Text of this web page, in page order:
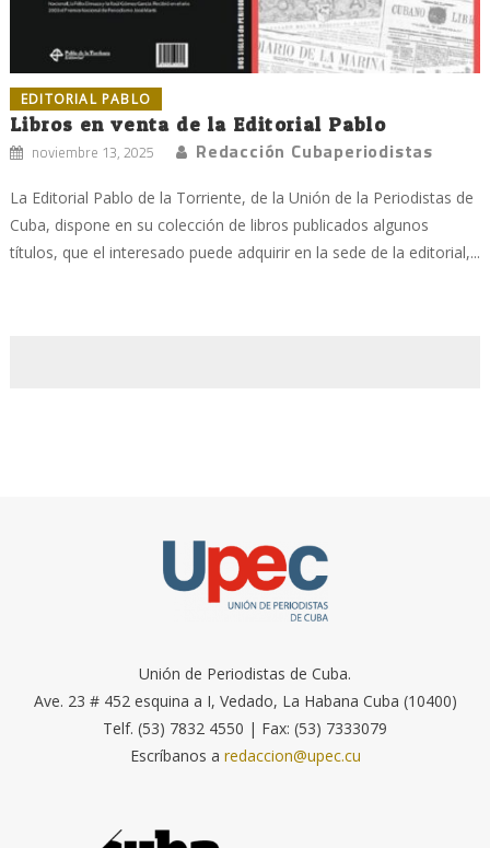
EDITORIAL PABLO
Libros en venta de la Editorial Pablo
noviembre 13, 2025 Redacción Cubaperiodistas
La Editorial Pablo de la Torriente, de la Unión de la Periodistas de
Cuba, dispone en su colección de libros publicados algunos
títulos, que el interesado puede adquirir en la sede de la editorial,...
Unión de Periodistas de Cuba.
Ave. 23 # 452 esquina a I, Vedado, La Habana Cuba (10400)
Telf. (53) 7832 4550 | Fax: (53) 7333079
Escríbanos a redaccion@upec.cu